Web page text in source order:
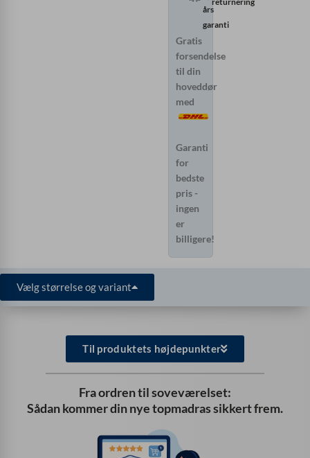
års
garanti
Gratis
forsendelse
til din
hoveddør
med
Garanti
for
bedste
pris -
ingen
er
billigere!
Vælg størrelse og variant
Til produktets højdepunkter
Fra ordren til soveværelset:
Sådan kommer din nye topmadras sikkert frem.